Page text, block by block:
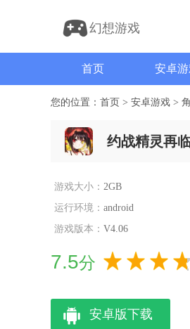
幻想游戏
首页 安卓
您的位置： 首页 > 安卓游戏 >
约战精灵再
游戏大小： 2GB
运行环境： android
游戏版本： V4.06
7.5分
安卓版下载